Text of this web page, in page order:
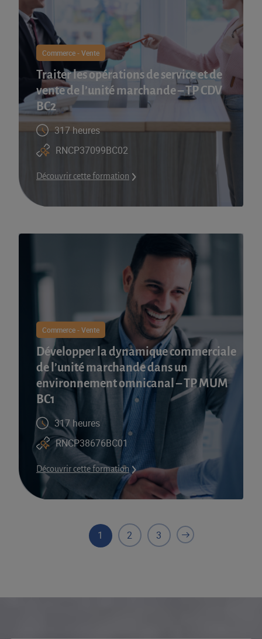
Commerce - Vente
Traiter les opérations de service et de
vente de l’unité marchande – TP CDV
BC2
317 heures
RNCP37099BC02
Découvrir cette formation
Commerce - Vente
Développer la dynamique commerciale
de l’unité marchande dans un
environnement omnicanal – TP MUM
BC1
317 heures
RNCP38676BC01
Découvrir cette formation
1 2 3